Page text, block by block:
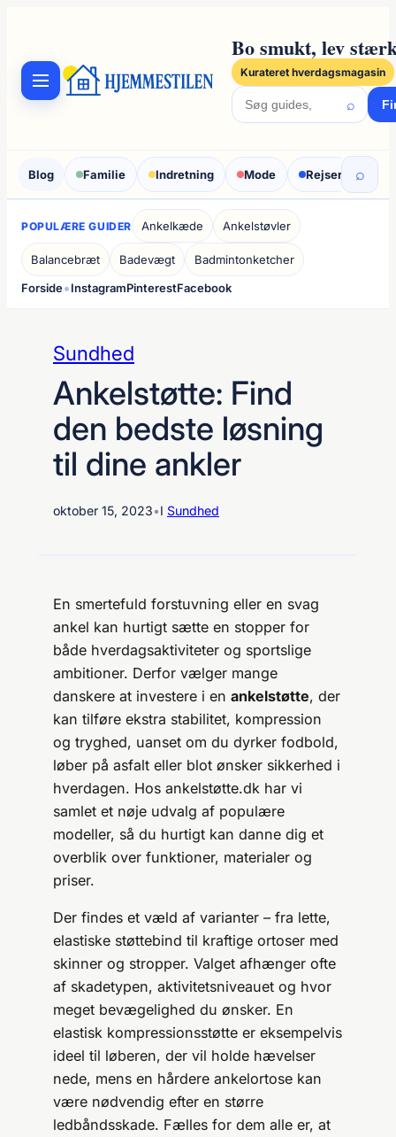
indhold
Bo smukt, lev
Kurateret hverdagsmagasin
⌕
Blog Familie Indretning Mode Rejser ⌕
POPULÆRE GUIDER Ankelkæde Ankelstøvler
Balancebræt Badevægt
Badmintonketcher
Forside•InstagramPinterestFacebook
Sundhed
Ankelstøtte: Find
den bedste løsning
til dine ankler
oktober 15, 2023•I Sundhed
En smertefuld forstuvning eller en svag
ankel kan hurtigt sætte en stopper for
både hverdagsaktiviteter og sportslige
ambitioner. Derfor vælger mange
danskere at investere i en ankelstøtte, der
kan tilføre ekstra stabilitet, kompression
og tryghed, uanset om du dyrker fodbold,
løber på asfalt eller blot ønsker sikkerhed i
hverdagen. Hos ankelstøtte.dk har vi
samlet et nøje udvalg af populære
modeller, så du hurtigt kan danne dig et
overblik over funktioner, materialer og
priser.
Der findes et væld af varianter – fra lette,
elastiske støttebind til kraftige ortoser med
skinner og stropper. Valget afhænger ofte
af skade­typen, aktivitetsniveauet og hvor
meget bevægelighed du ønsker. En
elastisk kompressions­støtte er eksempelvis
ideel til løberen, der vil holde hævelser
nede, mens en hårdere ankelortose kan
være nødvendig efter en større
ledbåndsskade. Fælles for dem alle er, at